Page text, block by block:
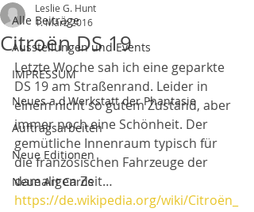
Alle Beiträge
Ausstellungen und Events
IMPRESSUM
Neues a.d.Werkstatt der Phantasie
Auftragsarbeiten
Neue Editionen
Neue Art Cards
Citroën DS 19
Leslie G. Hunt
1. März 2016
Letzte Woche sah ich eine geparkte
DS 19 am Straßenrand. Leider in
einem nicht so gutem Zustand, aber
immer noch eine Schönheit. Der
gemütliche Innenraum typisch für
die französischen Fahrzeuge der
damaligen Zeit…
https://de.wikipedia.org/wiki/Citroën_